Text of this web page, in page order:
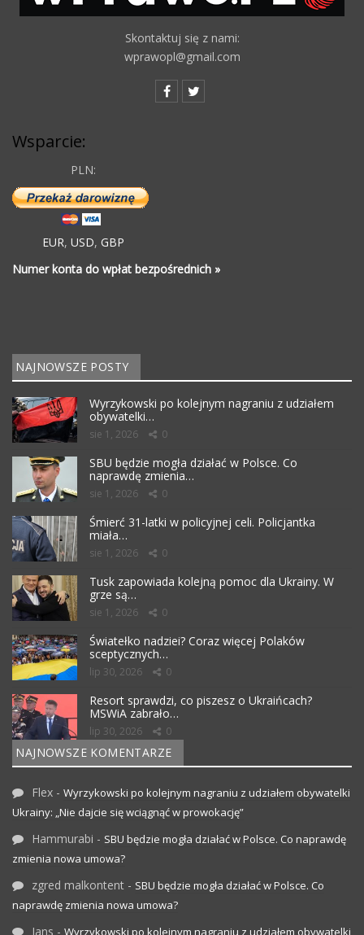
Skontaktuj się z nami:
wprawopl@gmail.com
Wsparcie:
PLN:
EUR, USD, GBP
Numer konta do wpłat bezpośrednich »
NAJNOWSZE POSTY
Wyrzykowski po kolejnym nagraniu z udziałem
obywatelki…
sie 1, 2026 0
SBU będzie mogła działać w Polsce. Co
naprawdę zmienia…
sie 1, 2026 0
Śmierć 31-latki w policyjnej celi. Policjantka
miała…
sie 1, 2026 0
Tusk zapowiada kolejną pomoc dla Ukrainy. W
grze są…
sie 1, 2026 0
Światełko nadziei? Coraz więcej Polaków
sceptycznych…
lip 30, 2026 0
Resort sprawdzi, co piszesz o Ukraińcach?
MSWiA zabrało…
lip 30, 2026 0
NAJNOWSZE KOMENTARZE
Flex - Wyrzykowski po kolejnym nagraniu z udziałem obywatelki
Ukrainy: „Nie dajcie się wciągnąć w prowokację”
Hammurabi - SBU będzie mogła działać w Polsce. Co naprawdę
zmienia nowa umowa?
zgred malkontent - SBU będzie mogła działać w Polsce. Co
naprawdę zmienia nowa umowa?
Jans - Wyrzykowski po kolejnym nagraniu z udziałem obywatelki